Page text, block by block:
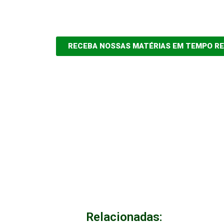
RECEBA NOSSAS MATÉRIAS EM TEMPO
Relacionadas: